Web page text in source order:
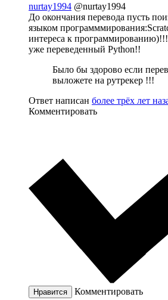
nurtay1994 @nurtay1994
До окончания перевода пусть
языком
интереса к
уже переведенный Python!!
Было бы здорово если
выложете на рутрекер !!!
Ответ написан более трёх лет
Комментировать
Нравится Комментировать